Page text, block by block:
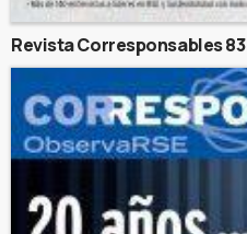
Revista Corresponsables 83